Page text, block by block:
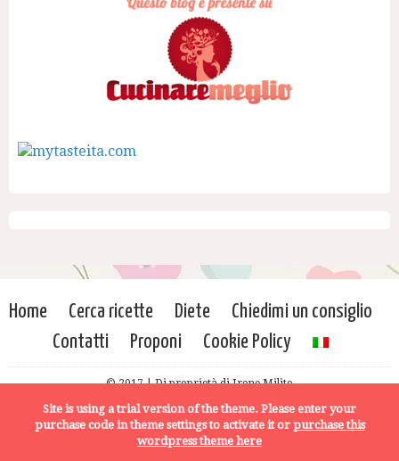
Home Cerca ricette Diete
Chiedimi un consiglio
Contatti
Proponi Cookie Policy
© 2017 | Di proprietà di Irene Milito
Site is using a trial version of the theme. Please enter your
purchase code in theme settings to activate it or purchase this
wordpress theme here